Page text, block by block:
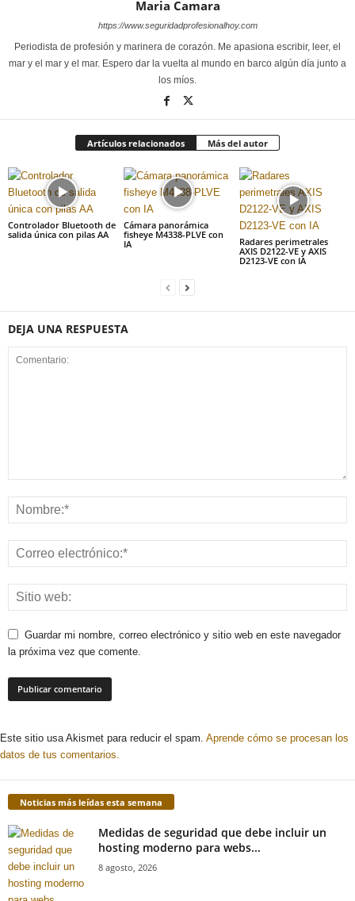
Maria Camara
https://www.seguridadprofesionalhoy.com
Periodista de profesión y marinera de corazón. Me apasiona escribir, leer, el
mar y el mar y el mar. Espero dar la vuelta al mundo en barco algún día junto a
los míos.
Artículos relacionados Más del autor
Controlador Bluetooth de
salida única con pilas AA
Cámara panorámica
fisheye M4338-PLVE con
IA
Radares perimetrales
AXIS D2122-VE y AXIS
D2123-VE con IA
DEJA UNA RESPUESTA
Guardar mi nombre, correo electrónico y sitio web en este navegador
la próxima vez que comente.
Este sitio usa Akismet para reducir el spam. Aprende cómo se procesan los
datos de tus comentarios.
Noticias más leídas esta semana
Medidas de seguridad que debe incluir un
hosting moderno para webs...
8 agosto, 2026